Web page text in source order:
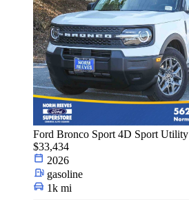
Ford Bronco Sport 4D Sport Utility
$33,434
2026
gasoline
1k mi